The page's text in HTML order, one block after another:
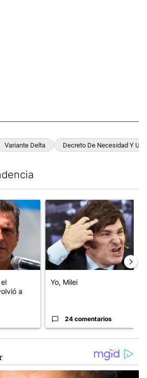
Variante Delta Decreto De Necesidad Y
con el título "Negociaciones en el
a
Un artículo de tendencia con
Yo, Milei
24 comentarios